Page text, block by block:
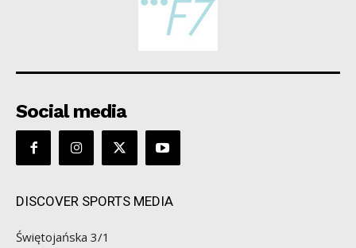
Social media
DISCOVER SPORTS MEDIA
Świętojańska 3/1